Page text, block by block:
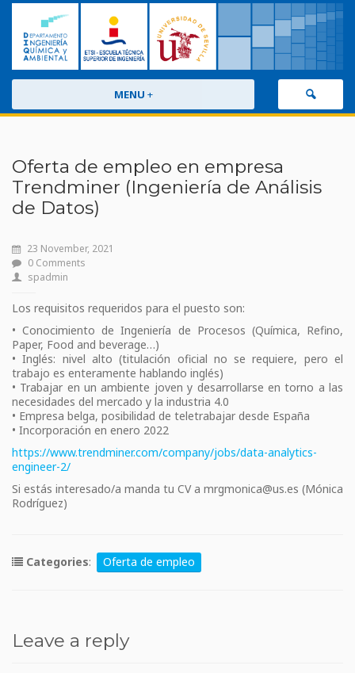
MENU +
Oferta de empleo en empresa
Trendminer (Ingeniería de Análisis
de Datos)
23 November, 2021
0 Comments
spadmin
Los requisitos requeridos para el puesto son:
• Conocimiento de Ingeniería de Procesos (Química, Refino,
Paper, Food and beverage…)
• Inglés: nivel alto (titulación oficial no se requiere, pero el
trabajo es enteramente hablando inglés)
• Trabajar en un ambiente joven y desarrollarse en torno a las
necesidades del mercado y la industria 4.0
• Empresa belga, posibilidad de teletrabajar desde España
• Incorporación en enero 2022
https://www.trendminer.com/company/jobs/data-analytics-
engineer-2/
Si estás interesado/a manda tu CV a mrgmonica@us.es (Mónica
Rodríguez)
Categories: Oferta de empleo
Leave a reply